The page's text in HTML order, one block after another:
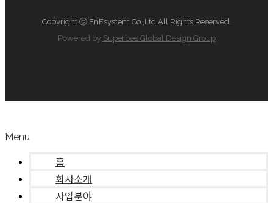
Copyright ⓒ EnEsystem Co.,Ltd.All Rights Reserved.
Powered by Superbee Global Design Group
Menu
홈
회사소개
사업분야